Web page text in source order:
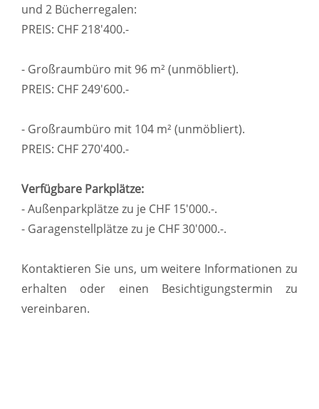
und 2 Bücherregalen:
PREIS: CHF 218'400.-
- Großraumbüro mit 96 m² (unmöbliert).
PREIS: CHF 249'600.-
- Großraumbüro mit 104 m² (unmöbliert).
PREIS: CHF 270'400.-
Verfügbare Parkplätze:
- Außenparkplätze zu je CHF 15'000.-.
- Garagenstellplätze zu je CHF 30'000.-.
Kontaktieren Sie uns, um weitere Informationen zu
erhalten oder einen Besichtigungstermin zu
vereinbaren.